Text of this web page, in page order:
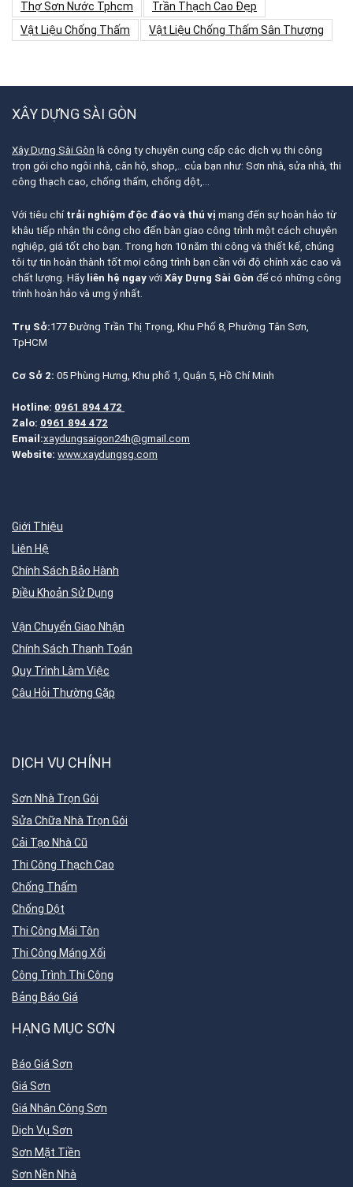
Thợ Sơn Nước Tphcm
Trần Thạch Cao Đẹp
Vật Liệu Chống Thấm
Vật Liệu Chống Thấm Sân Thượng
XÂY DỰNG SÀI GÒN
Xây Dựng Sài Gòn là công ty chuyên cung cấp các dịch vụ thi công
trọn gói cho ngôi nhà, căn hộ, shop,.. của bạn như: Sơn nhà, sửa nhà, thi
công thạch cao, chống thấm, chống dột,…
Với tiêu chí trải nghiệm độc đáo và thú vị mang đến sự hoàn hảo từ
khâu tiếp nhận thi công cho đến bàn giao công trình một cách chuyên
nghiệp, giá tốt cho bạn. Trong hơn 10 năm thi công và thiết kế, chúng
tôi tự tin hoàn thành tốt mọi công trình bạn cần với độ chính xác cao và
chất lượng. Hãy liên hệ ngay với Xây Dựng Sài Gòn để có những công
trình hoàn hảo và ưng ý nhất.
Trụ Sở:177 Đường Trần Thị Trọng, Khu Phố 8, Phường Tân Sơn,
TpHCM
Cơ Sở 2: 05 Phùng Hưng, Khu phố 1, Quận 5, Hồ Chí Minh
Hotline: 0961 894 472
Zalo: 0961 894 472
Email:xaydungsaigon24h@gmail.com
Website: www.xaydungsg.com
Giới Thiệu
Liên Hệ
Chính Sách Bảo Hành
Điều Khoản Sử Dụng
Vận Chuyển Giao Nhận
Chính Sách Thanh Toán
Quy Trình Làm Việc
Câu Hỏi Thường Gặp
DỊCH VỤ CHÍNH
Sơn Nhà Trọn Gói
Sửa Chữa Nhà Trọn Gói
Cải Tạo Nhà Cũ
Thi Công Thạch Cao
Chống Thấm
Chống Dột
Thi Công Mái Tôn
Thi Công Máng Xối
Công Trình Thi Công
Bảng Báo Giá
HẠNG MỤC SƠN
Báo Giá Sơn
Giá Sơn
Giá Nhân Công Sơn
Dịch Vụ Sơn
Sơn Mặt Tiền
Sơn Nền Nhà